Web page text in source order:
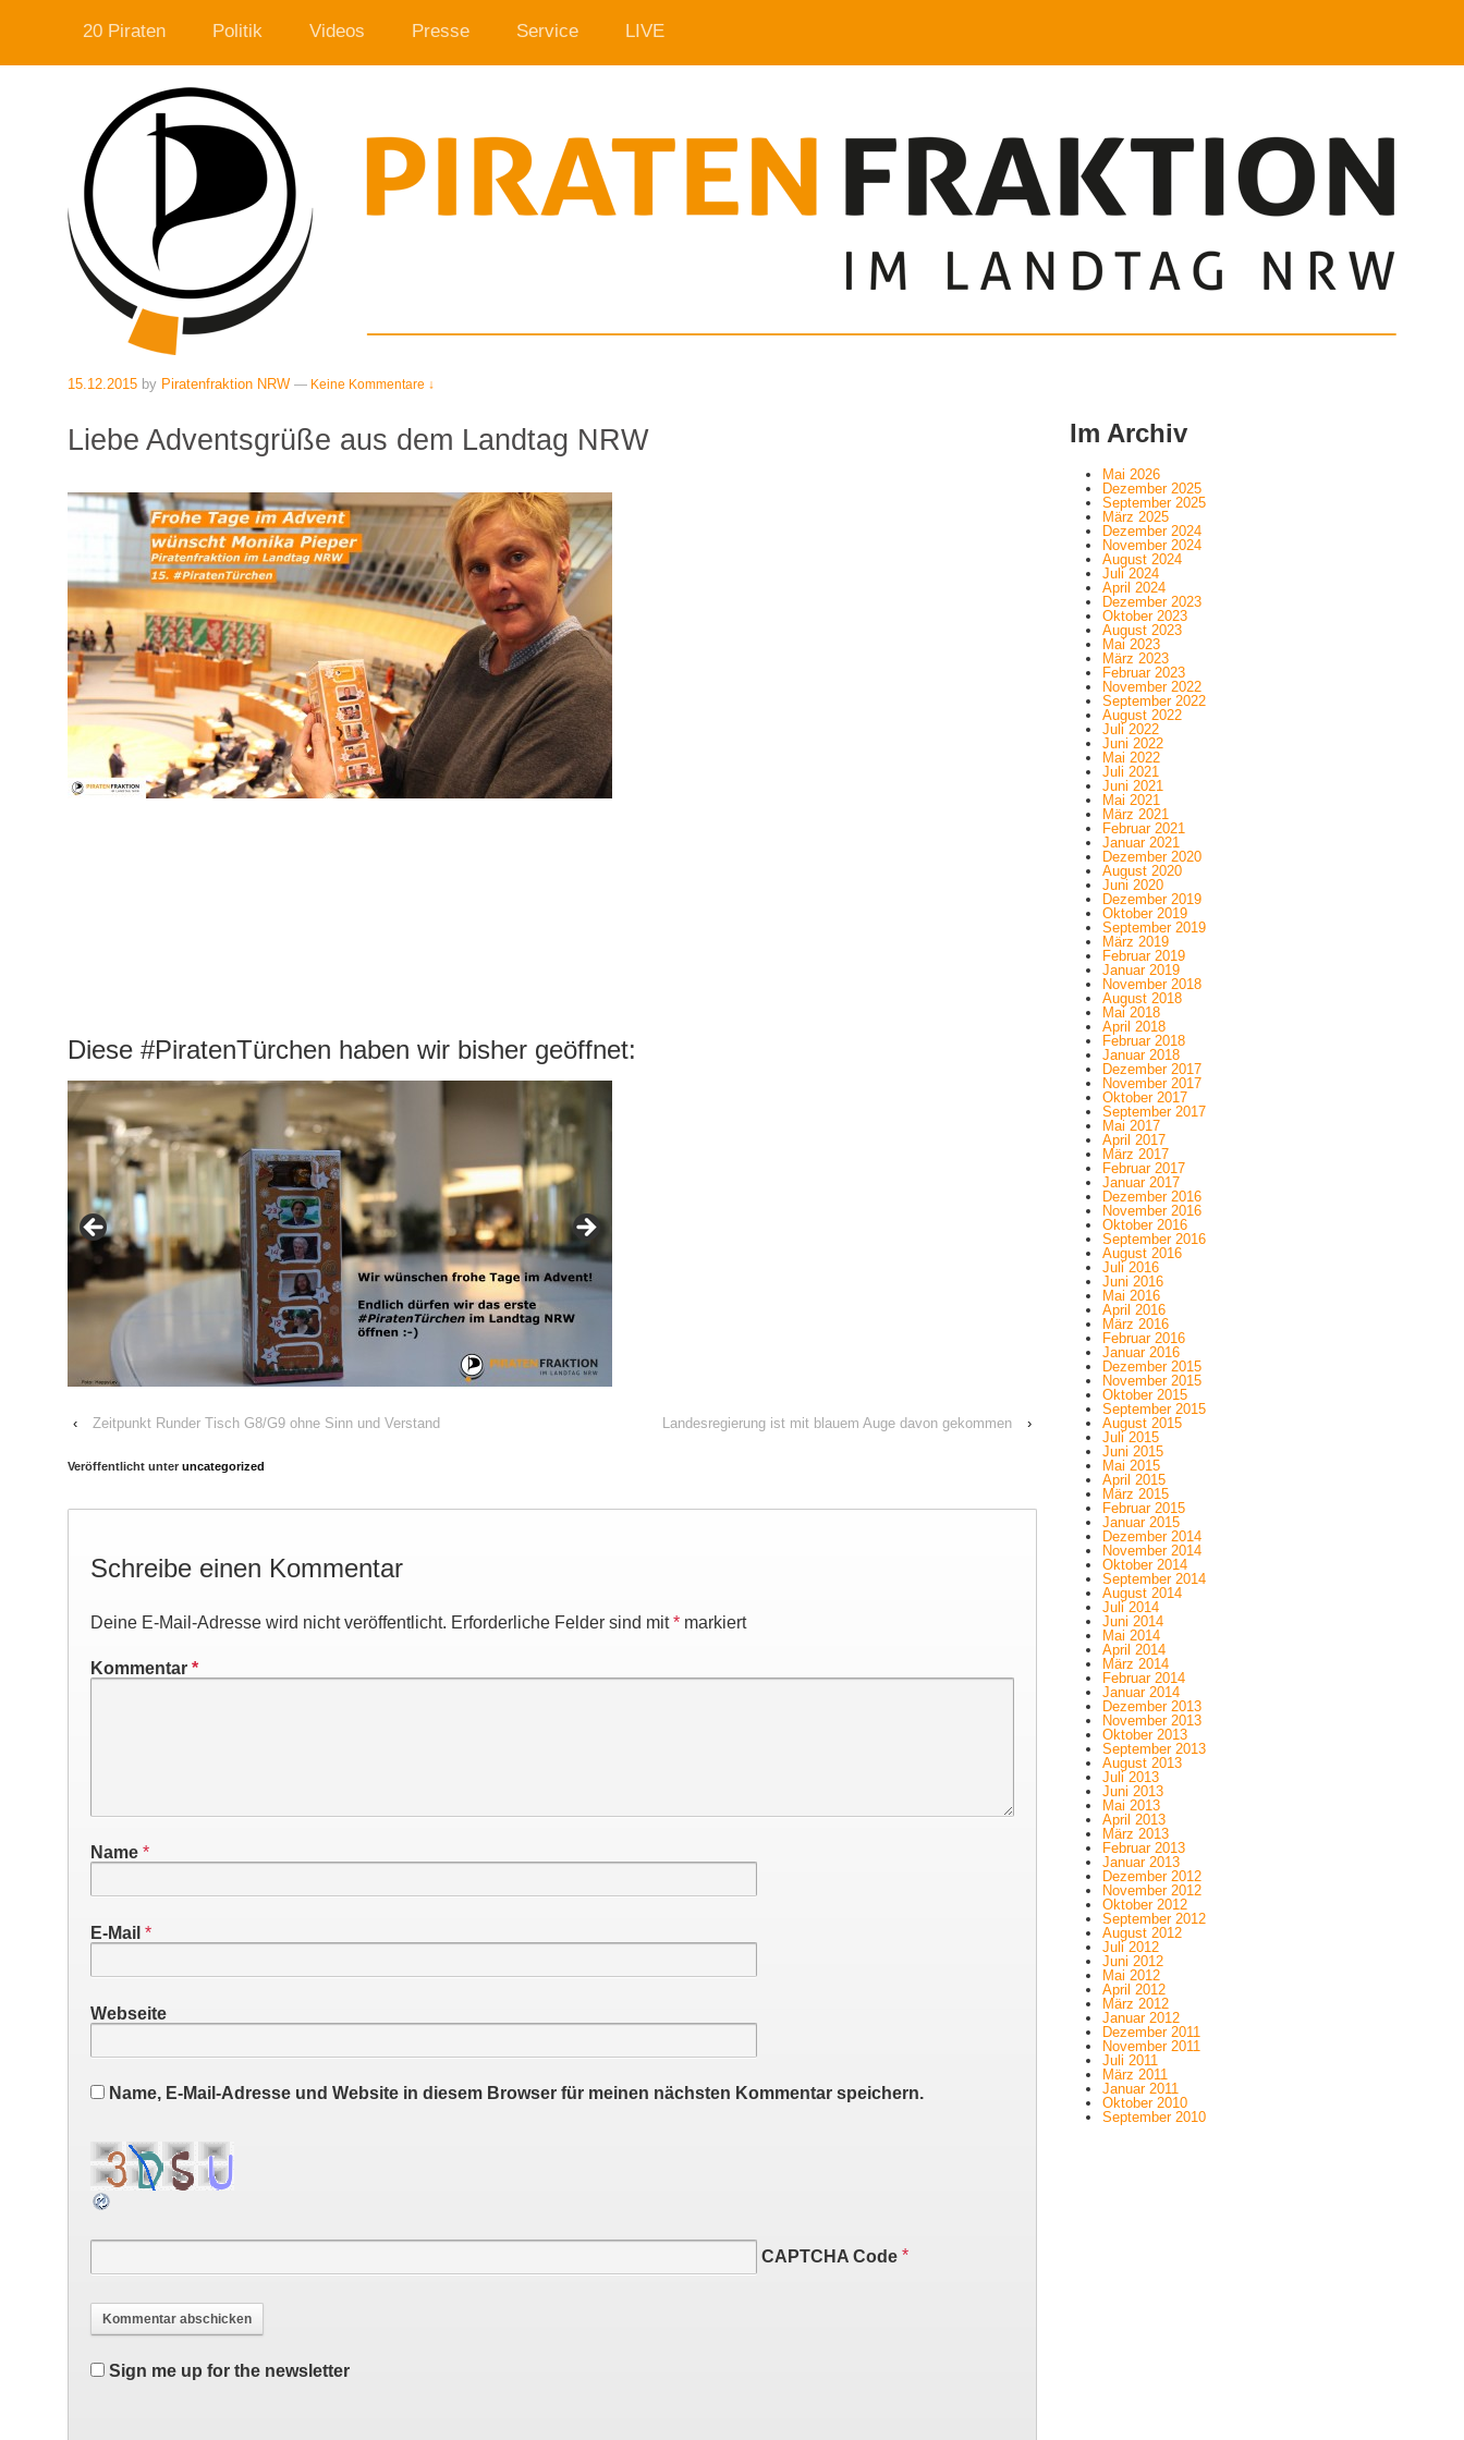
20 Piraten Politik Videos Presse Service LIVE
15.12.2015 by Piratenfraktion NRW — Keine Kommentare ↓
Liebe Adventsgrüße aus dem Landtag NRW
Diese #PiratenTürchen haben wir bisher geöffnet:
‹ Zeitpunkt Runder Tisch G8/G9 ohne Sinn und Verstand Landesregierung ist mit blauem Auge davon gekommen ›
Veröffentlicht unter uncategorized
Schreibe einen Kommentar
Deine E-Mail-Adresse wird nicht veröffentlicht. Erforderliche Felder sind mit* markiert
Kommentar *
Name *
E-Mail *
Webseite
Name, E-Mail-Adresse und Website in diesem Browser für meinen nächsten Kommentar speichern.
CAPTCHA Code*
Sign me up for the newsletter
Im Archiv
Mai 2026
Dezember 2025
September 2025
März 2025
Dezember 2024
November 2024
August 2024
Juli 2024
April 2024
Dezember 2023
Oktober 2023
August 2023
Mai 2023
März 2023
Februar 2023
November 2022
September 2022
August 2022
Juli 2022
Juni 2022
Mai 2022
Juli 2021
Juni 2021
Mai 2021
März 2021
Februar 2021
Januar 2021
Dezember 2020
August 2020
Juni 2020
Dezember 2019
Oktober 2019
September 2019
März 2019
Februar 2019
Januar 2019
November 2018
August 2018
Mai 2018
April 2018
Februar 2018
Januar 2018
Dezember 2017
November 2017
Oktober 2017
September 2017
Mai 2017
April 2017
März 2017
Februar 2017
Januar 2017
Dezember 2016
November 2016
Oktober 2016
September 2016
August 2016
Juli 2016
Juni 2016
Mai 2016
April 2016
März 2016
Februar 2016
Januar 2016
Dezember 2015
November 2015
Oktober 2015
September 2015
August 2015
Juli 2015
Juni 2015
Mai 2015
April 2015
März 2015
Februar 2015
Januar 2015
Dezember 2014
November 2014
Oktober 2014
September 2014
August 2014
Juli 2014
Juni 2014
Mai 2014
April 2014
März 2014
Februar 2014
Januar 2014
Dezember 2013
November 2013
Oktober 2013
September 2013
August 2013
Juli 2013
Juni 2013
Mai 2013
April 2013
März 2013
Februar 2013
Januar 2013
Dezember 2012
November 2012
Oktober 2012
September 2012
August 2012
Juli 2012
Juni 2012
Mai 2012
April 2012
März 2012
Januar 2012
Dezember 2011
November 2011
Juli 2011
März 2011
Januar 2011
Oktober 2010
September 2010